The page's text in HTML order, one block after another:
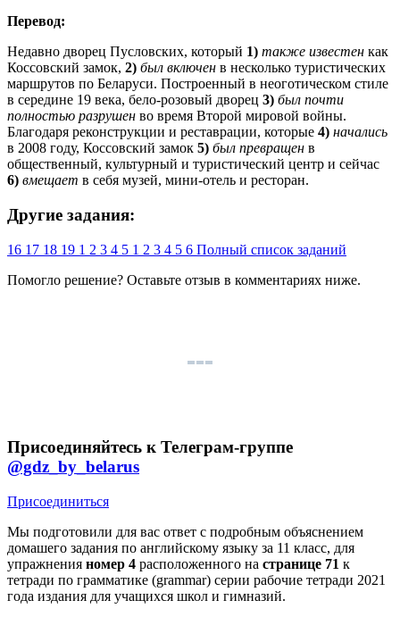
Перевод:
Недавно дворец Пусловских, который 1) также известен как
Коссовский замок, 2) был включен в несколько туристических
маршрутов по Беларуси. Построенный в неоготическом стиле
в середине 19 века, бело-розовый дворец 3) был почти
полностью разрушен во время Второй мировой войны.
Благодаря реконструкции и реставрации, которые 4) начались
в 2008 году, Коссовский замок 5) был превращен в
общественный, культурный и туристический центр и сейчас
6) вмещает в себя музей, мини-отель и ресторан.
Другие задания:
16 17 18 19 1 2 3 4 5 1 2 3 4 5 6 Полный список заданий
Помогло решение? Оставьте отзыв в комментариях ниже.
Присоединяйтесь к Телеграм-группе
@gdz_by_belarus
Присоединиться
Мы подготовили для вас ответ c подробным объяснением
домашего задания по английскому языку за 11 класс, для
упражнения номер 4 расположенного на странице 71 к
тетради по грамматике (grammar) серии рабочие тетради 2021
года издания для учащихся школ и гимназий.